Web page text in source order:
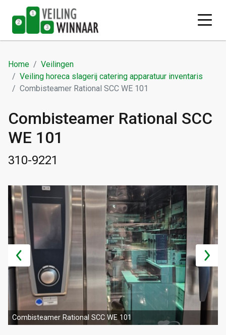
Home
Veilingen
Veiling horeca slagerij catering apparatuur inventaris
Combisteamer Rational SCC WE 101
Combisteamer Rational SCC
WE 101
310-9221
Combisteamer Rational SCC WE 101